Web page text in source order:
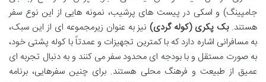
جامپینگ) و اسکی در پیست های پرشیب، نمونه هایی از این نوع سفر
هستند.بک پکری (کوله گردی)نیز به عنوان زیرمجموعه ای از این سبک،
به مسافرانی اشاره دارد که با کمترین تجهیزات و عمدتاً با کوله پشتی خود،
به صورت مستقل و با بودجه ای محدود سفر می کنند و به دنبال تجربه ای
عمیق از طبیعت و فرهنگ محلی هستند. برای چنین سفرهایی، برنامه